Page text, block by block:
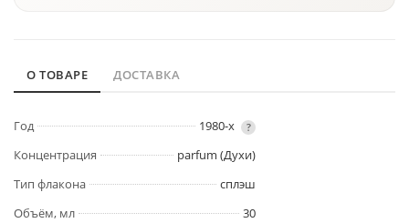
О ТОВАРЕ ДОСТАВКА
Год 1980-х ?
Концентрация
parfum (Духи)
Тип флакона
сплэш
Объём, мл
30